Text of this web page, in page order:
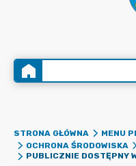
STRONA GŁÓWNA
MENU
OCHRONA ŚRODOWISKA